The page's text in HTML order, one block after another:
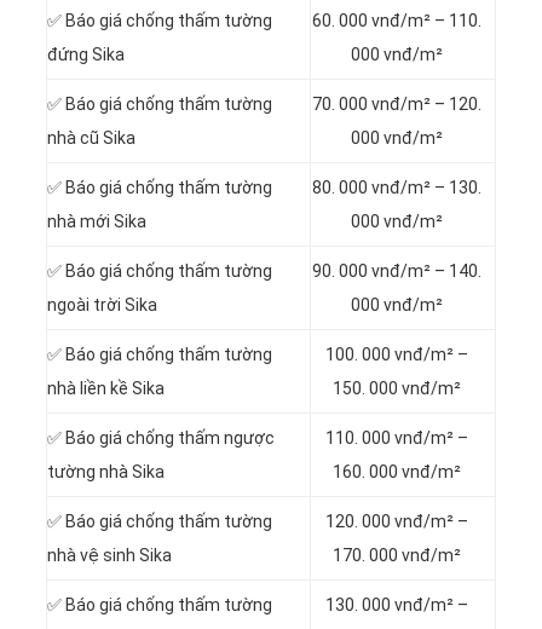
✅ Báo giá chống thấm tường
đứng Sika
60. 000 vnđ/m² – 110.
000 vnđ/m²
✅ Báo giá chống thấm tường
nhà cũ Sika
70. 000 vnđ/m² – 120.
000 vnđ/m²
✅ Báo giá chống thấm tường
nhà mới Sika
80. 000 vnđ/m² – 130.
000 vnđ/m²
✅ Báo giá chống thấm tường
ngoài trời Sika
90. 000 vnđ/m² – 140.
000 vnđ/m²
✅ Báo giá chống thấm tường
nhà liền kề Sika
100. 000 vnđ/m² –
150. 000 vnđ/m²
✅ Báo giá chống thấm ngược
tường nhà Sika
110. 000 vnđ/m² –
160. 000 vnđ/m²
✅ Báo giá chống thấm tường
nhà vệ sinh Sika
120. 000 vnđ/m² –
170. 000 vnđ/m²
✅ Báo giá chống thấm tường
130. 000 vnđ/m² –